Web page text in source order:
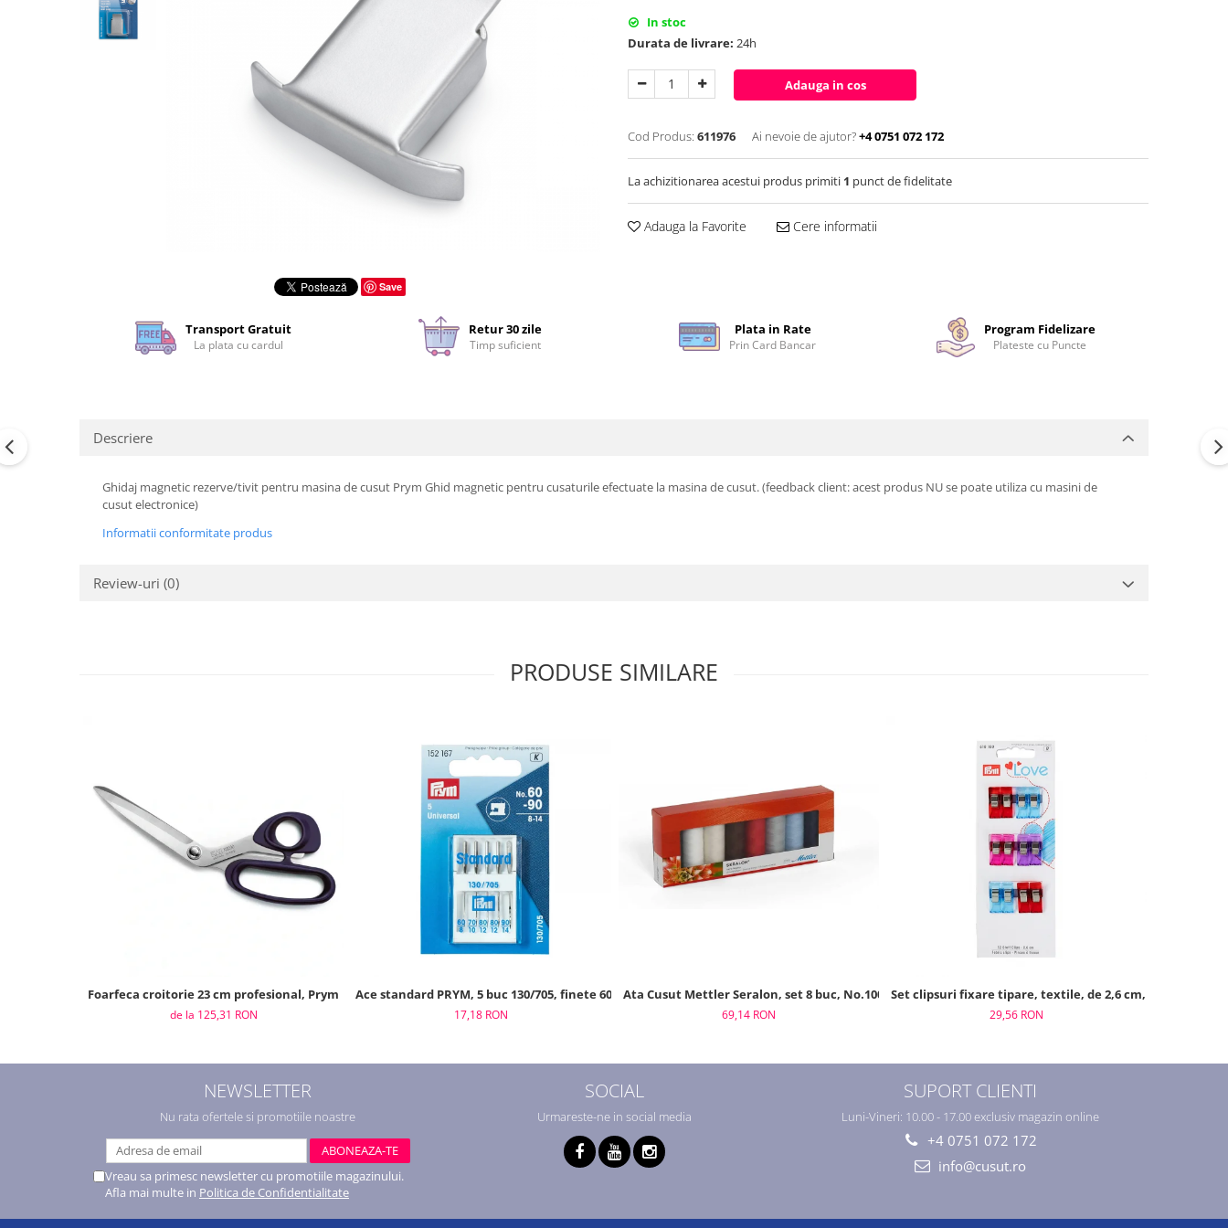
Save
In stoc
Durata de livrare: 24h
Adauga in cos
Cod Produs: 611976 Ai nevoie de ajutor?+4 0751 072 172
La achizitionarea acestui produs primiti 1 punct de fidelitate
Adauga la Favorite Cere informatii
Transport Gratuit
La plata cu cardul
Retur 30 zile
Timp suficient
Plata in Rate
Prin Card Bancar
Program Fidelizare
Plateste cu Puncte
Descriere
Ghidaj magnetic rezerve/tivit pentru masina de cusut Prym Ghid magnetic pentru cusaturile efectuate la masina de cusut. (feedback client: acest produs NU se poate utiliza cu masini de
cusut electronice)
Informatii conformitate produs
Review-uri (0)
PRODUSE SIMILARE
Foarfeca croitorie 23 cm profesional, Prym
de la 125,31 RON
Ace standard PRYM, 5 buc 130/705, finete 60 - 90
17,18 RON
Ata Cusut Mettler Seralon, set 8 buc, No.100/200m
69,14 RON
Set clipsuri fixare tipare, textile, de 2,6 cm, 12 buc, Prym
29,56 RON
NEWSLETTER
Nu rata ofertele si promotiile noastre
Vreau sa primesc newsletter cu promotiile magazinului.
Afla mai multe in Politica de Confidentialitate
SOCIAL
Urmareste-ne in social media
SUPORT CLIENTI
Luni-Vineri: 10.00 - 17.00 exclusiv magazin online
+4 0751 072 172
info@cusut.ro